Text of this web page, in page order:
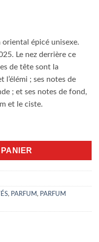
épicé unisexe.
Le nez derrière ce
de tête sont la
l’élémi ; ses notes de
; et ses notes de fond,
et le ciste.
, PARFUM , PARFUM